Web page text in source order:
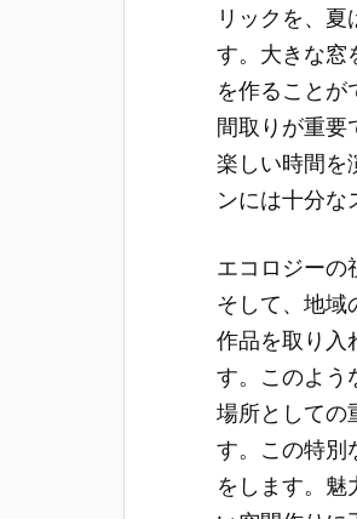
リックを、
す。大きな窓
を作ることが
間取りが重要
楽しい時間を
ンには十分な
エコロジーの
そして、地域
作品を取り入
す。このよう
場所としての
す。この特別
をします。魅